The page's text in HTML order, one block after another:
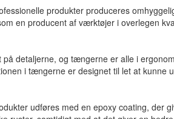
produkter produceres
en producent af værktøjer i overlegen
detaljerne, og tængerne er alle i
i tængerne er designet til let at kunne
udføres med en epoxy coating, der